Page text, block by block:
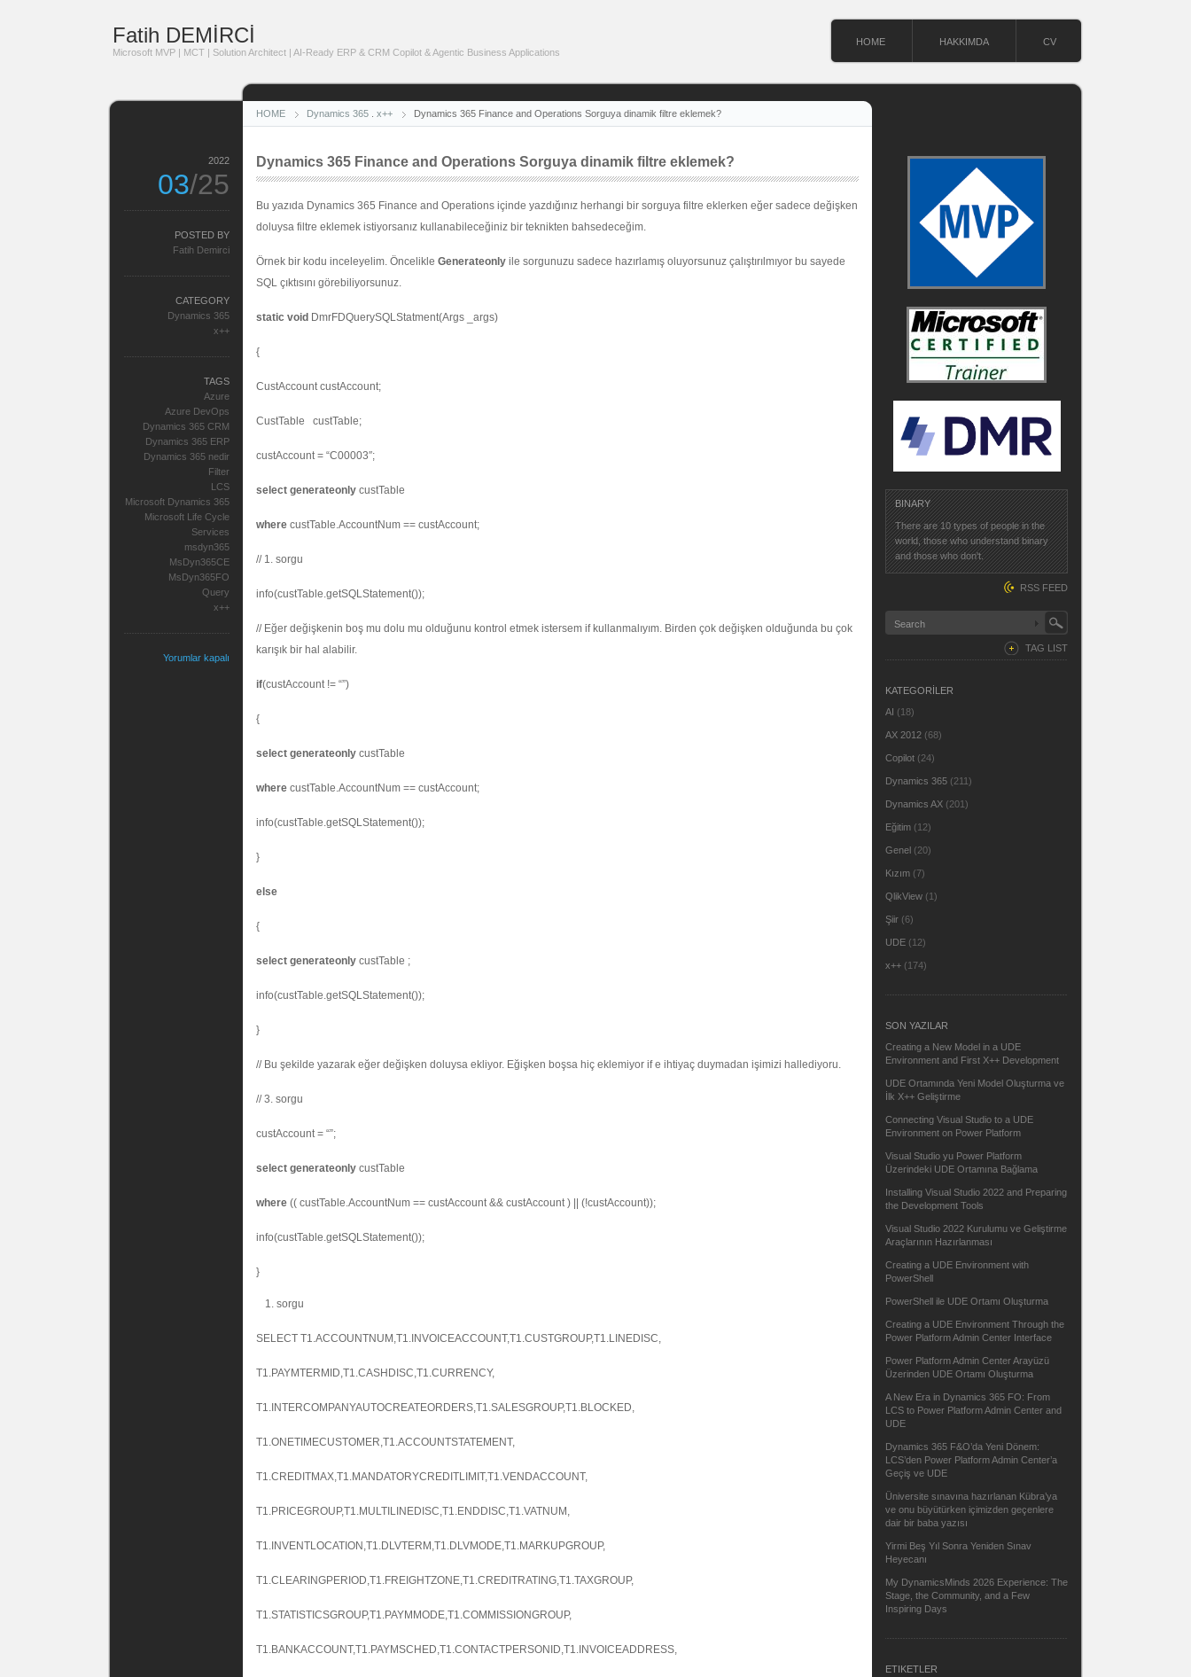
Fatih DEMİRCİ
Microsoft MVP | MCT | Solution Architect | AI-Ready ERP & CRM Copilot & Agentic Business Applications
HOME HAKKIMDA CV
HOME Dynamics 365 x++ Dynamics 365 Finance and Operations Sorguya dinamik filtre eklemek?
Dynamics 365 Finance and Operations Sorguya dinamik filtre eklemek?
Bu yazıda Dynamics 365 Finance and Operations içinde yazdığınız herhangi bir sorguya filtre eklerken eğer sadece değişken
doluysa filtre eklemek istiyorsanız kullanabileceğiniz bir teknikten bahsedeceğim.
Örnek bir kodu inceleyelim. Öncelikle Generateonly ile sorgunuzu sadece hazırlamış oluyorsunuz çalıştırılmıyor bu sayede
SQL çıktısını görebiliyorsunuz.
static void DmrFDQuerySQLStatment(Args _args)
{
CustAccount custAccount;
CustTable custTable;
custAccount = “C00003″;
select generateonly custTable
where custTable.AccountNum == custAccount;
// 1. sorgu
info(custTable.getSQLStatement());
// Eğer değişkenin boş mu dolu mu olduğunu kontrol etmek istersem if kullanmalıyım. Birden çok değişken olduğunda bu çok
karışık bir hal alabilir.
if(custAccount != “”)
{
select generateonly custTable
where custTable.AccountNum == custAccount;
info(custTable.getSQLStatement());
}
else
{
select generateonly custTable ;
info(custTable.getSQLStatement());
}
// Bu şekilde yazarak eğer değişken doluysa ekliyor. Eğişken boşsa hiç eklemiyor if e ihtiyaç duymadan işimizi hallediyoru.
// 3. sorgu
custAccount = “”;
select generateonly custTable
where (( custTable.AccountNum == custAccount && custAccount ) || (!custAccount));
info(custTable.getSQLStatement());
}
sorgu
SELECT T1.ACCOUNTNUM,T1.INVOICEACCOUNT,T1.CUSTGROUP,T1.LINEDISC,
T1.PAYMTERMID,T1.CASHDISC,T1.CURRENCY,
T1.INTERCOMPANYAUTOCREATEORDERS,T1.SALESGROUP,T1.BLOCKED,
T1.ONETIMECUSTOMER,T1.ACCOUNTSTATEMENT,
T1.CREDITMAX,T1.MANDATORYCREDITLIMIT,T1.VENDACCOUNT,
T1.PRICEGROUP,T1.MULTILINEDISC,T1.ENDDISC,T1.VATNUM,
T1.INVENTLOCATION,T1.DLVTERM,T1.DLVMODE,T1.MARKUPGROUP,
T1.CLEARINGPERIOD,T1.FREIGHTZONE,T1.CREDITRATING,T1.TAXGROUP,
T1.STATISTICSGROUP,T1.PAYMMODE,T1.COMMISSIONGROUP,
T1.BANKACCOUNT,T1.PAYMSCHED,T1.CONTACTPERSONID,T1.INVOICEADDRESS,
2022
03/25
POSTED BY
Fatih Demirci
CATEGORY
Dynamics 365
x++
TAGS
Azure
Azure DevOps
Dynamics 365 CRM
Dynamics 365 ERP
Dynamics 365 nedir
Filter
LCS
Microsoft Dynamics 365
Microsoft Life Cycle
Services
msdyn365
MsDyn365CE
MsDyn365FO
Query
x++
Yorumlar kapalı
BINARY
There are 10 types of people in the
world, those who understand binary
and those who don't.
RSS FEED
TAG LIST
KATEGORİLER
AI (18)
AX 2012 (68)
Copilot (24)
Dynamics 365 (211)
Dynamics AX (201)
Eğitim (12)
Genel (20)
Kızım (7)
QlikView (1)
Şiir (6)
UDE (12)
x++ (174)
SON YAZILAR
Creating a New Model in a UDE
Environment and First X++ Development
UDE Ortamında Yeni Model Oluşturma ve
İlk X++ Geliştirme
Connecting Visual Studio to a UDE
Environment on Power Platform
Visual Studio yu Power Platform
Üzerindeki UDE Ortamına Bağlama
Installing Visual Studio 2022 and Preparing
the Development Tools
Visual Studio 2022 Kurulumu ve Geliştirme
Araçlarının Hazırlanması
Creating a UDE Environment with
PowerShell
PowerShell ile UDE Ortamı Oluşturma
Creating a UDE Environment Through the
Power Platform Admin Center Interface
Power Platform Admin Center Arayüzü
Üzerinden UDE Ortamı Oluşturma
A New Era in Dynamics 365 FO: From
LCS to Power Platform Admin Center and
UDE
Dynamics 365 F&O’da Yeni Dönem:
LCS’den Power Platform Admin Center’a
Geçiş ve UDE
Üniversite sınavına hazırlanan Kübra’ya
ve onu büyütürken içimizden geçenlere
dair bir baba yazısı
Yirmi Beş Yıl Sonra Yeniden Sınav
Heyecanı
My DynamicsMinds 2026 Experience: The
Stage, the Community, and a Few
Inspiring Days
ETIKETLER